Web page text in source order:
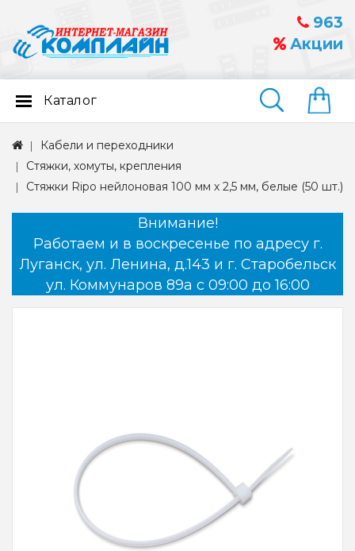
963
Акции
Найти
Каталог
Кабели и переходники
Стяжки, хомуты, крепления
Стяжки Ripo нейлоновая 100 мм х 2,5 мм, белые (50 шт.)
Внимание!
Работаем и в воскресенье по адресу г.
Луганск, ул. Ленина, д.143 и г. Старобельск
ул. Коммунаров 89а с 09:00 до 16:00